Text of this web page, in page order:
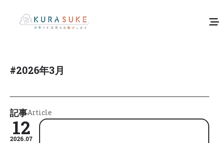
#2026年3月
記事Article
12
2026.07